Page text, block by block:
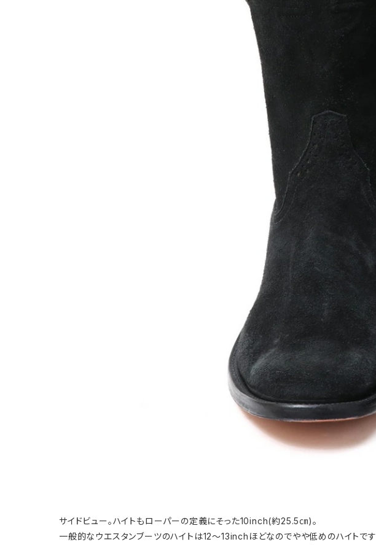
サイドビュー。ハイトもローパーの定義にそった10inch(約25.5㎝)。
一般的なウエスタンブーツのハイトは12～13inchほどなのでやや低めのハイトです